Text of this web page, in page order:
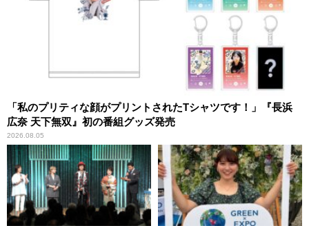
「私のプリティな顔がプリントされたTシャツです！」『長浜
広奈 天下無双』初の番組グッズ発売
2026.08.05